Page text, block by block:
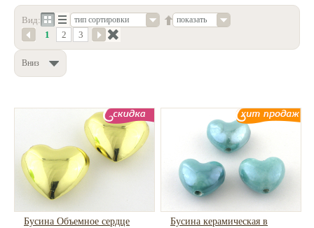
Проволока
Натуральные камни
Каталог
Вид: тип сортировки показать
1 2 3
Вниз
Бусина Объемное сердце
Бусина керамическая в